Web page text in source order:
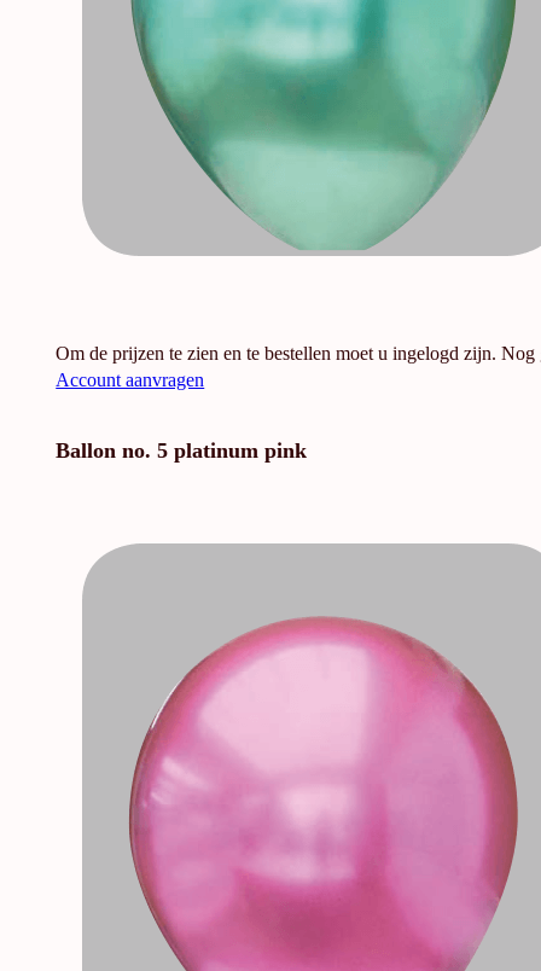
Om de prijzen te zien en te bestellen moet u ingelogd zijn. Nog
Account aanvragen
Ballon no. 5 platinum pink